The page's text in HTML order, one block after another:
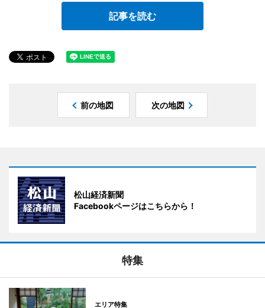
記事を読む
前の地図 次の地図
松山経済新聞
Facebookページはこちらから！
特集
エリア特集